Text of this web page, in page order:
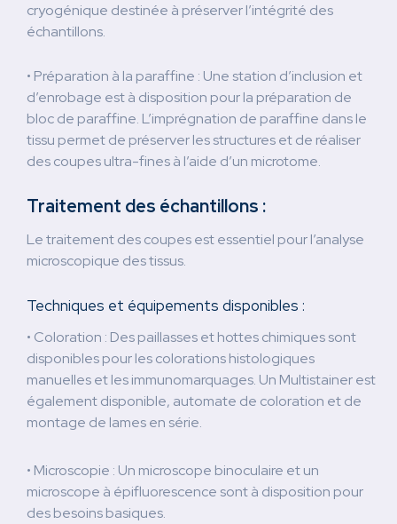
cryogénique destinée à préserver l’intégrité des
échantillons.
• Préparation à la paraffine : Une station d’inclusion et
d’enrobage est à disposition pour la préparation de
bloc de paraffine. L’imprégnation de paraffine dans le
tissu permet de préserver les structures et de réaliser
des coupes ultra-fines à l’aide d’un microtome.
Traitement des échantillons :
Le traitement des coupes est essentiel pour l’analyse
microscopique des tissus.
Techniques et équipements disponibles :
• Coloration : Des paillasses et hottes chimiques sont
disponibles pour les colorations histologiques
manuelles et les immunomarquages. Un Multistainer est
également disponible, automate de coloration et de
montage de lames en série.
• Microscopie : Un microscope binoculaire et un
microscope à épifluorescence sont à disposition pour
des besoins basiques.